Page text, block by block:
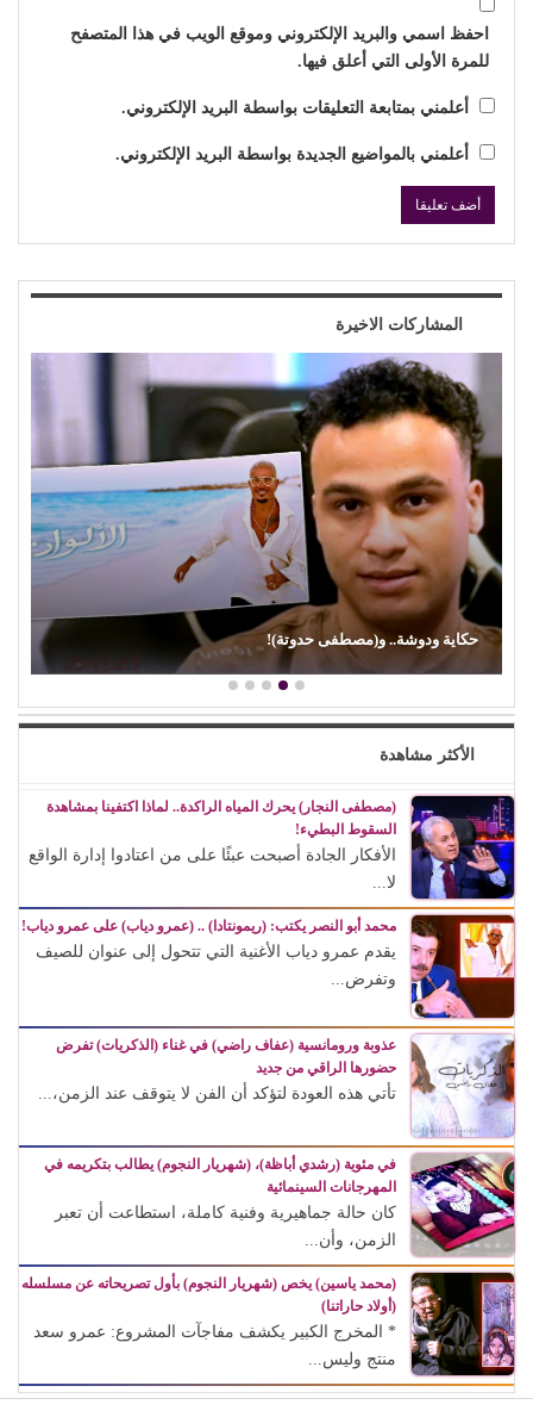
احفظ اسمي والبريد الإلكتروني وموقع الويب في هذا المتصفح
للمرة الأولى التي أعلق فيها.
أعلمني بمتابعة التعليقات بواسطة البريد الإلكتروني.
أعلمني بالمواضيع الجديدة بواسطة البريد الإلكتروني.
المشاركات الاخيرة
(إيمان ذو الفقار).. (كنت بحب صوت زعيقها)
الأكثر مشاهدة
(مصطفى النجار) يحرك المياه الراكدة.. لماذا اكتفينا بمشاهدة
السقوط البطيء!
الأفكار الجادة أصبحت عبئًا على من اعتادوا إدارة الواقع
لا...
محمد أبو النصر يكتب: (ريمونتادا) .. (عمرو دياب) على عمرو دياب!
يقدم عمرو دياب الأغنية التي تتحول إلى عنوان للصيف
وتفرض...
عذوبة ورومانسية (عفاف راضي) في غناء (الذكريات) تفرض
حضورها الراقي من جديد
تأتي هذه العودة لتؤكد أن الفن لا يتوقف عند الزمن،...
في مئوية (رشدي أباظة)، (شهريار النجوم) يطالب بتكريمه في
المهرجانات السينمائية
كان حالة جماهيرية وفنية كاملة، استطاعت أن تعبر
الزمن، وأن...
(محمد ياسين) يخص (شهريار النجوم) بأول تصريحاته عن مسلسله
(أولاد حاراتنا)
* المخرج الكبير يكشف مفاجآت المشروع: عمرو سعد
منتج وليس...